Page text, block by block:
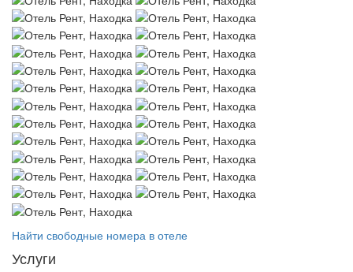
Найти свободные номера в отеле
Услуги